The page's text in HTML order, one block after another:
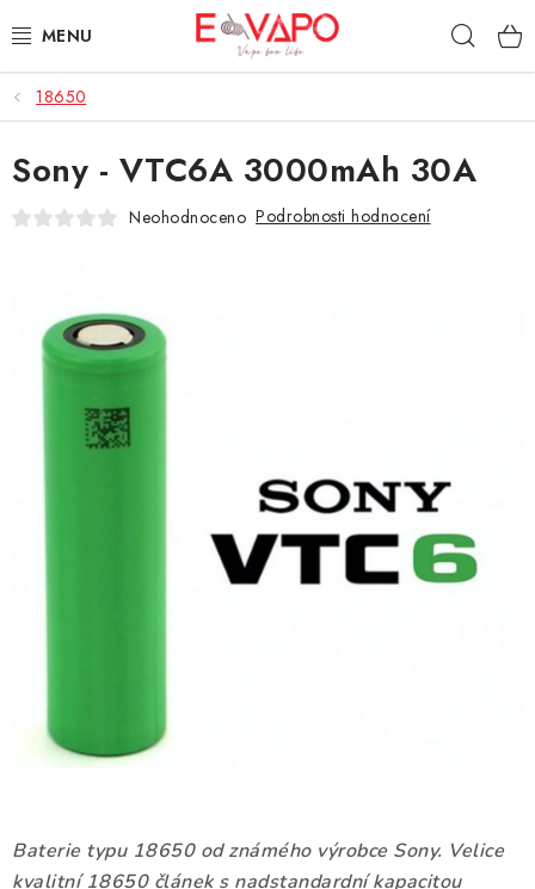
na
3D TISK
TIPY ZA DOBROU CENU
AROMATA A PŘÍCHUTĚ
E-LIQUIDY
E-CIGARETY
JEDNORÁZOVÉ A DOBÍJECÍ E-CIGARETY
18650
Baterie typu 18650 od známého výrobce Sony. Velice
kvalitní 18650 článek s nadstandardní kapacitou
Sony - VTC6A 3000mAh 30A
Neohodnoceno Podrobnosti hodnocení